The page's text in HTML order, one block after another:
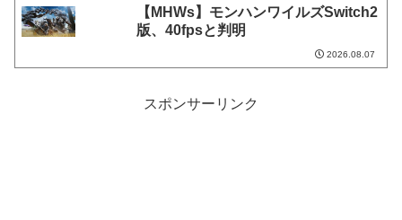
【MHWs】モンハンワイルズSwitch2
版、40fpsと判明
2026.08.07
スポンサーリンク